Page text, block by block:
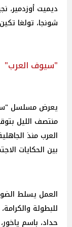
ديميت أوزدمير،
شونجا، تولغا
"سيوف العرب"
يعرض مسلسل
منتصف الليل
العرب منذ
بين الحكايات
العمل يسلط
للبطولة
حداد، باسم